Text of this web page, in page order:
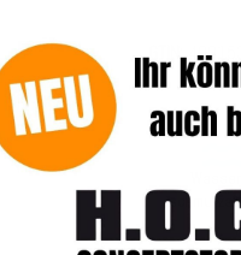
GTIN